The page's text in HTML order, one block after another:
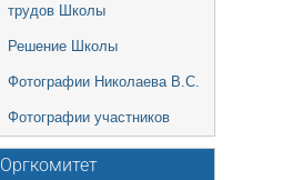
трудов Школы
Решение Школы
Фотографии Николаева В.С.
Фотографии участников
Оргкомитет